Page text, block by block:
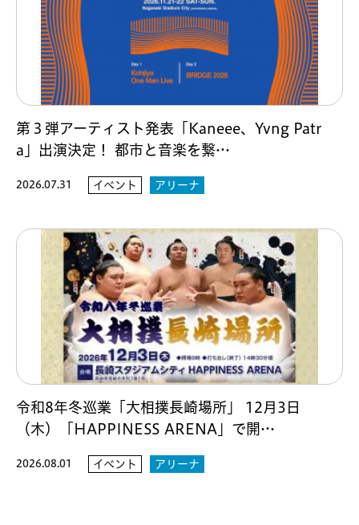
第３弾アーティスト発表「Kaneee、Yvng Patr
a」出演決定！ 都市と音楽を繋…
2026.07.31 イベント アリーナ
令和8年冬巡業「大相撲長崎場所」 12月3日
（木）「HAPPINESS ARENA」で開…
2026.08.01 イベント アリーナ